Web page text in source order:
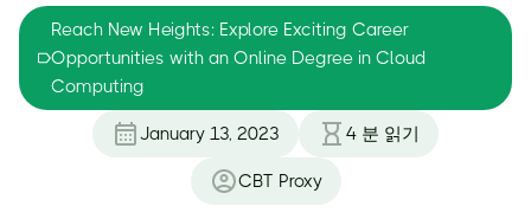
Reach New Heights: Explore Exciting Career
Opportunities with an Online Degree in Cloud
Computing
January 13, 2023 4 분 읽기
CBT Proxy